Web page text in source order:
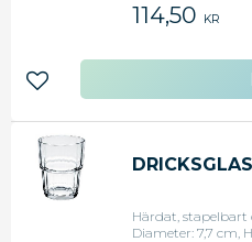
114,50 KR
Lägg till i favoriter
Härdat, stapelbart
Diameter: 7,7 cm,